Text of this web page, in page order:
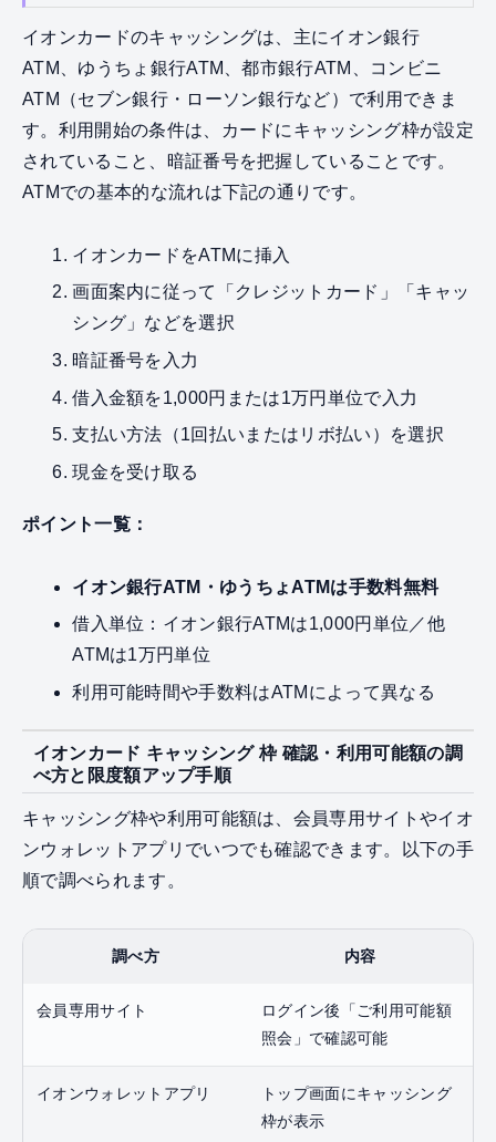
イオンカードのキャッシングは、主にイオン銀行
ATM、ゆうちょ銀行ATM、都市銀行ATM、コンビニ
ATM（セブン銀行・ローソン銀行など）で利用できま
す。利用開始の条件は、カードにキャッシング枠が設定
されていること、暗証番号を把握していることです。
ATMでの基本的な流れは下記の通りです。
イオンカードをATMに挿入
画面案内に従って「クレジットカード」「キャッ
シング」などを選択
暗証番号を入力
借入金額を1,000円または1万円単位で入力
支払い方法（1回払いまたはリボ払い）を選択
現金を受け取る
ポイント一覧：
イオン銀行ATM・ゆうちょATMは手数料無料
借入単位：イオン銀行ATMは1,000円単位／他
ATMは1万円単位
利用可能時間や手数料はATMによって異なる
イオンカード キャッシング 枠 確認・利用可能額の調
べ方と限度額アップ手順
キャッシング枠や利用可能額は、会員専用サイトやイオ
ンウォレットアプリでいつでも確認できます。以下の手
順で調べられます。
調べ方 内容
会員専用サイト
ログイン後「ご利用可能額
照会」で確認可能
イオンウォレットアプリ
トップ画面にキャッシング
枠が表示